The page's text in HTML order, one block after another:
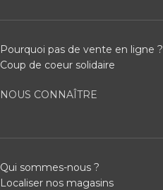
Pourquoi pas de vente en ligne ?
Coup de coeur solidaire
NOUS CONNAÎTRE
Qui sommes-nous ?
Localiser nos magasins